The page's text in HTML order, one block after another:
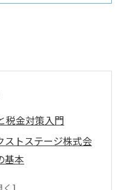
税金対策入門
ストステージ株式会
基本
税金リスクを賢く回